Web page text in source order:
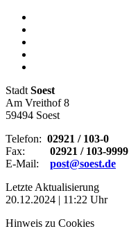
Stadt Soest
Am Vreithof 8
59494 Soest
Telefon: 02921 / 103-0
Fax: 02921 / 103-9999
E-Mail: post@soest.de
Letzte Aktualisierung
20.12.2024 | 11:22 Uhr
Hinweis zu Cookies